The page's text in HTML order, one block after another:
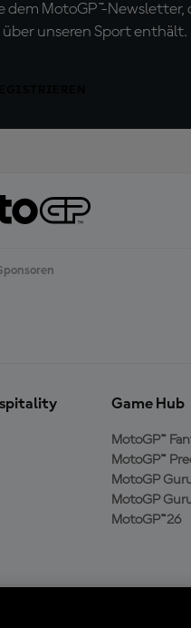
MotoGP™-
unseren Sport enthält.
Game Hub
MotoGP™
MotoGP™
MotoGP
MotoGP
MotoGP™26